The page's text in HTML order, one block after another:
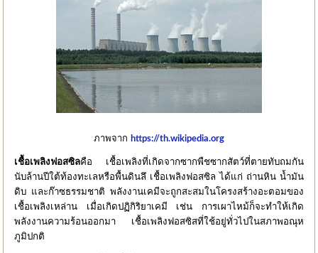
ภาพจาก https://th.wikipedia.org
เชื้อเพลิงฟอสซิลคือ เชื้อเพลิงที่เกิดจากซากพืชซากสัตว์ที่ตายทับถมกัน
นับล้านปีใต้ท้องทะเลหรือพื้นดินลึ เชื้อเพลิงฟอสซิล ได้แก่ ถ่านหิน น้ำมัน
ดิบ และก๊าซธรรมชาติ พลังงานเคมีจะถูกสะสมในโครงสร้างอะตอมของ
เชื้อเพลิงเหล่าน เมื่อเกิดปฏิกิริยาเคมี เช่น การเผาไหม้ก็จะทำให้เกิด
พลังงานความร้อนออกมา เชื้อเพลิงฟอสซิสที่ใช้อยู่ทั่วไปในสภาพอณุห
ภูมิปกติ